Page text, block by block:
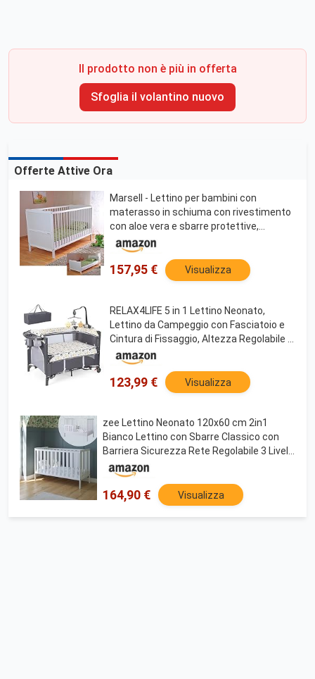
Il prodotto non è più in offerta
Sfoglia il volantino nuovo
Offerte Attive Ora
Marsell - Lettino per bambini con
materasso in schiuma con rivestimento
con aloe vera e sbarre protettive,
regolabile in altezza, trasformabile in una
culla, di colore bianco
157,95 € Visualizza
RELAX4LIFE 5 in 1 Lettino Neonato,
Lettino da Campeggio con Fasciatoio e
Cintura di Fissaggio, Altezza Regolabile in
4 Livelli, Adatto a Bambini 0-36 Mesi, 110
x 76 x 82,5cm (Beige)
123,99 € Visualizza
zee Lettino Neonato 120x60 cm 2in1
Bianco Lettino con Sbarre Classico con
Barriera Sicurezza Rete Regolabile 3 Livelli
Lettino Bambini con Protezione
Dentizione Trasformabile in Letto Junior
164,90 € Visualizza